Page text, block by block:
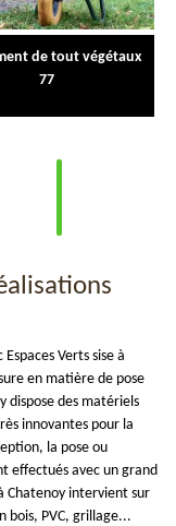
de tout végétaux
77
Verts sise à
en matière de pose
dispose des matériels
innovantes pour la
la pose ou
effectués avec un grand
Chatenoy intervient sur
bois, PVC, grillage...